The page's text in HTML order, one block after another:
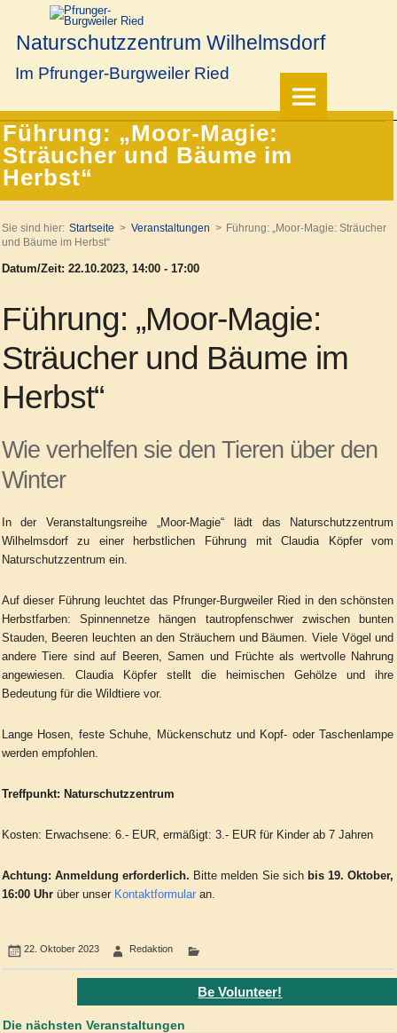
Naturschutzzentrum Wilhelmsdorf
Im Pfrunger-Burgweiler Ried
Führung: „Moor-Magie:
Sträucher und Bäume im
Herbst“
Sie sind hier: Startseite Veranstaltungen
Führung: „Moor-Magie: Sträucher
und Bäume im Herbst“
Datum/Zeit: 22.10.2023, 14:00 - 17:00
Führung: „Moor-Magie:
Sträucher und Bäume im
Herbst“
Wie verhelfen sie den Tieren über den
Winter
In der Veranstaltungsreihe „Moor-Magie“
lädt das Naturschutzzentrum
Wilhelmsdorf zu einer
herbstlichen Führung mit Claudia Köpfer vom
Naturschutzzentrum ein.
Auf dieser Führung leuchtet das Pfrunger-Burgweiler Ried in den schönsten
Herbstfarben: Spinnennetze hängen tautropfenschwer zwischen bunten
Stauden, Beeren leuchten an den Sträuchern und Bäumen. Viele Vögel und
andere Tiere sind auf Beeren, Samen und Früchte als wertvolle Nahrung
angewiesen. Claudia Köpfer stellt die heimischen Gehölze und ihre
Bedeutung für die Wildtiere vor.
Lange Hosen, feste Schuhe, Mückenschutz und Kopf- oder Taschenlampe
werden empfohlen.
Treffpunkt: Naturschutzzentrum
Kosten: Erwachsene: 6.- EUR, ermäßigt: 3.- EUR für Kinder ab 7 Jahren
Achtung: Anmeldung erforderlich. Bitte melden Sie sichbis 19. Oktober,
16:00 Uhr über unserKontaktformularan.
22. Oktober 2023 Redaktion
Be Volunteer!
Die nächsten Veranstaltungen